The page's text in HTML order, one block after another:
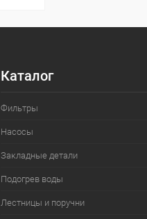
Каталог
Фильтры
Насосы
Закладные детали
Подогрев воды
Лестницы и поручни